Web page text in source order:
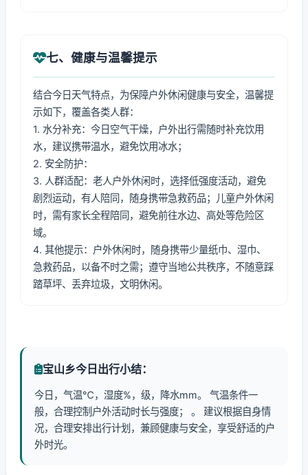
七、健康与温馨提示
结合今日天气特点，为保障户外休闲健康与安全，温馨提
示如下，覆盖各类人群：
1. 水分补充：今日空气干燥，户外出行需随时补充饮用
水，建议携带温水，避免饮用冰水；
2. 安全防护：
3. 人群适配：老人户外休闲时，选择低强度活动，避免
剧烈运动，有人陪同，随身携带急救药品；儿童户外休闲
时，需有家长全程陪同，避免前往水边、高处等危险区
域。
4. 其他提示：户外休闲时，随身携带少量纸巾、湿巾、
急救药品，以备不时之需；遵守当地公共秩序，不随意踩
踏草坪、丢弃垃圾，文明休闲。
宝山乡今日出行小结：
今日，气温℃，湿度%，级，降水mm。 气温条件一
般，合理控制户外活动时长与强度； 。 建议根据自身情
况，合理安排出行计划，兼顾健康与安全，享受舒适的户
外时光。